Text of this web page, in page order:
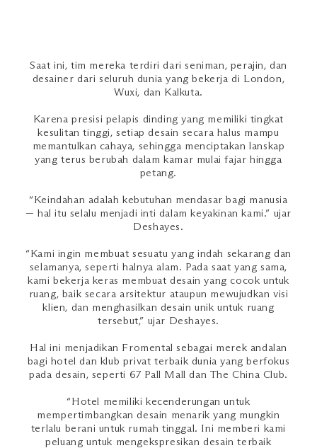
Saat ini, tim mereka terdiri dari seniman, perajin, dan
desainer dari seluruh dunia yang bekerja di London,
Wuxi, dan Kalkuta.
Karena presisi pelapis dinding yang memiliki tingkat
kesulitan tinggi, setiap desain secara halus mampu
memantulkan cahaya, sehingga menciptakan lanskap
yang terus berubah dalam kamar mulai fajar hingga
petang.
“Keindahan adalah kebutuhan mendasar bagi manusia
— hal itu selalu menjadi inti dalam keyakinan kami.” ujar
Deshayes.
“Kami ingin membuat sesuatu yang indah sekarang dan
selamanya, seperti halnya alam. Pada saat yang sama,
kami bekerja keras membuat desain yang cocok untuk
ruang, baik secara arsitektur ataupun mewujudkan visi
klien, dan menghasilkan desain unik untuk ruang
tersebut,” ujar Deshayes.
Hal ini menjadikan Fromental sebagai merek andalan
bagi hotel dan klub privat terbaik dunia yang berfokus
pada desain, seperti 67 Pall Mall dan The China Club.
“Hotel memiliki kecenderungan untuk
mempertimbangkan desain menarik yang mungkin
terlalu berani untuk rumah tinggal. Ini memberi kami
peluang untuk mengekspresikan desain terbaik